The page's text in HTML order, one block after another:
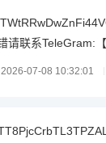
请联系TeleGram:【
2026-07-08 10:32:01